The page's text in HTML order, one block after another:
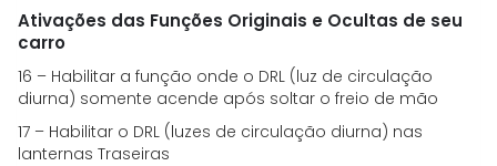
Ativações das Funções Originais e Ocultas de seu
carro
16 – Habilitar a função onde o DRL (luz de circulação
diurna) somente acende após soltar o freio de mão
17 – Habilitar o DRL (luzes de circulação diurna) nas
lanternas Traseiras